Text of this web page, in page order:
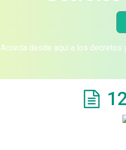
Acceda desde aquí a los